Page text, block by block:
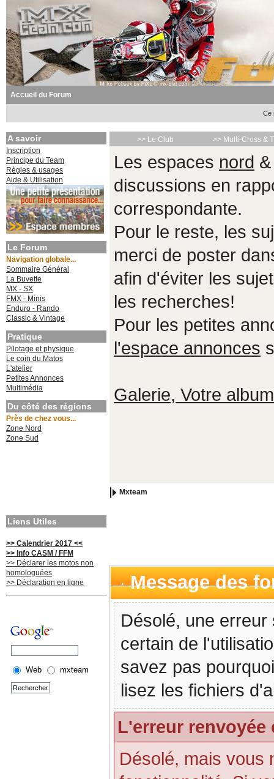
Accueil du Forum
Ce
A savoir
Inscription
Principe du Team
Règles & usages
Aide & Utilisation
Le Forum
Navigation globale...
Sommaire Général
La Buvette
MX - SX
FMX - Minis
Enduro - Rando
Classic & Vintage
Pratique
Pilotage et physique
Le coin du Matos
L'atelier
Petites Annonces
Multimédia
Du côté des régions
Près de chez vous...
Zone Nord
Zone Sud
Liens Utiles
>> Calendrier 2017 <<
>> Info CASM / FFM
>> Déclarer les motos non
homologuées
>> Déclaration en ligne
Web mxteam
>> Le Club >> Multi-Cross &
Les espaces nord
discussions en
correspondante.
Pour le reste, les
merci de poster
afin d'éviter les
les recherches!
Pour les petites
l'espace annonces
Galerie, Votre
Mxteam
Message des
Désolé, une
certain de
savez pas
lisez les fichiers
L'erreur renvoyée
Désolé, mais vous